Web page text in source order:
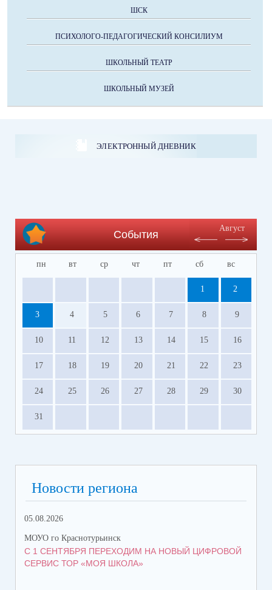
ШСК
ПСИХОЛОГО-ПЕДАГОГИЧЕСКИЙ КОНСИЛИУМ
ШКОЛЬНЫЙ ТЕАТР
ШКОЛЬНЫЙ МУЗЕЙ
ЭЛЕКТРОННЫЙ ДНЕВНИК
События
Август
пн вт ср чт пт сб вс
1 2
3 4 5 6 7 8 9
10 11 12 13 14 15 16
17 18 19 20 21 22 23
24 25 26 27 28 29 30
31
Новости региона
05.08.2026
МОУО го Краснотурьинск
С 1 СЕНТЯБРЯ ПЕРЕХОДИМ НА НОВЫЙ ЦИФРОВОЙ
СЕРВИС ТОР «МОЯ ШКОЛА»